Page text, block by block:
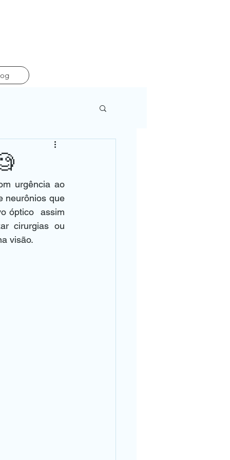
urgência ao
neurônios que
óptico  assim
cirurgias ou
visão.